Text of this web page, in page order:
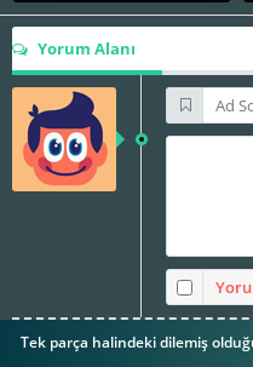
Jimmy Kimmel
Yorum Alanı
Tek parça halindeki dilemiş